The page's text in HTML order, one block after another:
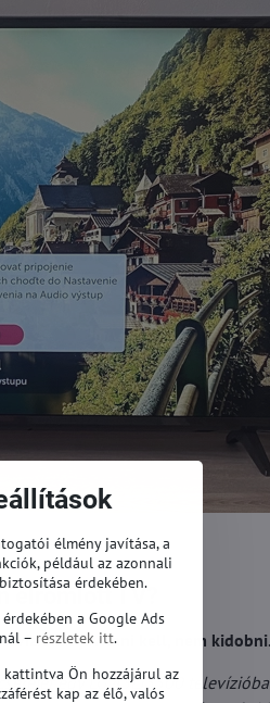
elromlott TV?
javítani kell, nem kidobni.
egy LG 43LJ5500
élmény javítása, a
például az azonnali
érdekében.
a Google Ads
– részletek itt.
kattintva Ön hozzájárul az
kap az élő, valós